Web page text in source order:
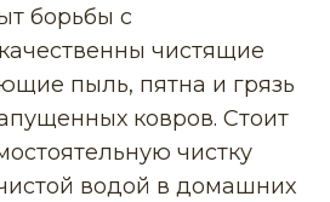
борьбы с
чистящие
пыль, пятна и грязь
ковров. Стоит
чистку
водой в домашних